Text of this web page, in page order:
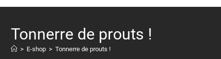
Tonnerre de prouts !
> E-shop > Tonnerre de prouts !